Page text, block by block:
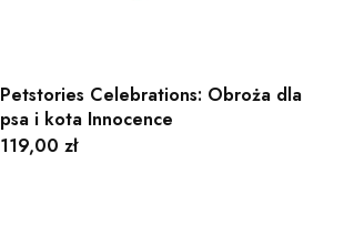
Petstories Celebrations: Obroża dla
psa i kota Innocence
Cena
119,00 zł